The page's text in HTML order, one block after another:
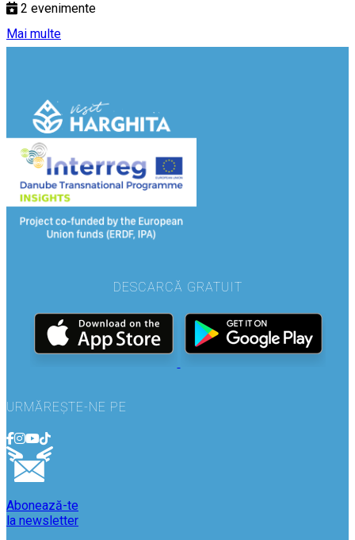
2 evenimente
Mai multe
DESCARCĂ GRATUIT
URMĂREȘTE-NE PE
Abonează-te
la newsletter